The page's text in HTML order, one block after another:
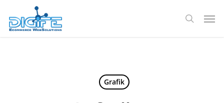
Hauptinhalt
springen
Suche
Grafik